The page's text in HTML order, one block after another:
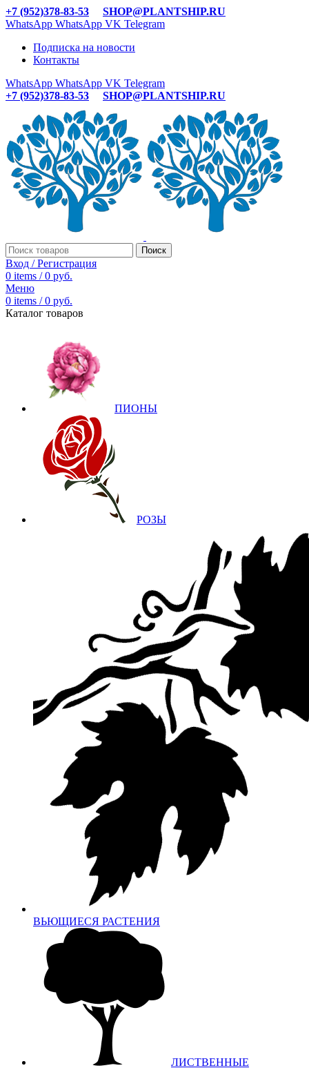
+7 (952)378-83-53
SHOP@PLANTSHIP.RU
WhatsApp WhatsApp VK Telegram
Подписка на новости
Контакты
WhatsApp WhatsApp VK Telegram
+7 (952)378-83-53
SHOP@PLANTSHIP.RU
Поиск
Вход / Регистрация
0 items / 0 руб.
Меню
0 items / 0 руб.
Каталог товаров
ПИОНЫ
РОЗЫ
ВЬЮЩИЕСЯ РАСТЕНИЯ
ЛИСТВЕННЫЕ